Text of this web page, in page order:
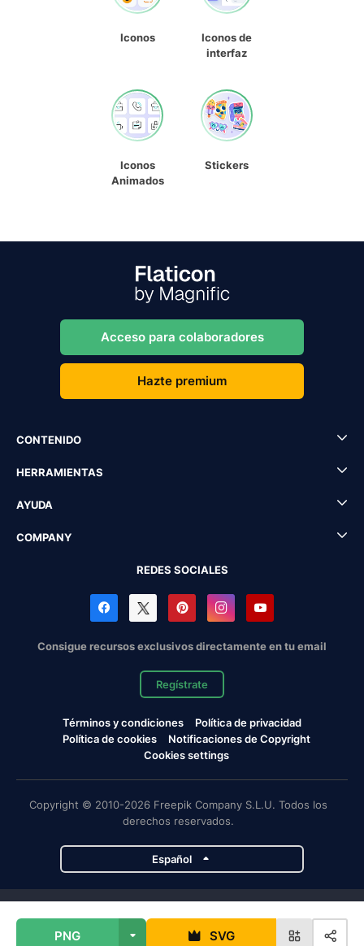
PNG SVG
Iconos
Iconos de
interfaz
Iconos
Animados
Stickers
Acceso para colaboradores
Hazte premium
CONTENIDO
HERRAMIENTAS
AYUDA
COMPANY
REDES SOCIALES
Consigue recursos exclusivos directamente en tu email
Regístrate
Términos y condiciones
Política de privacidad
Política de cookies
Notificaciones de Copyright
Cookies settings
Copyright © 2010-2026 Freepik Company S.L.U. Todos los
derechos reservados.
Español